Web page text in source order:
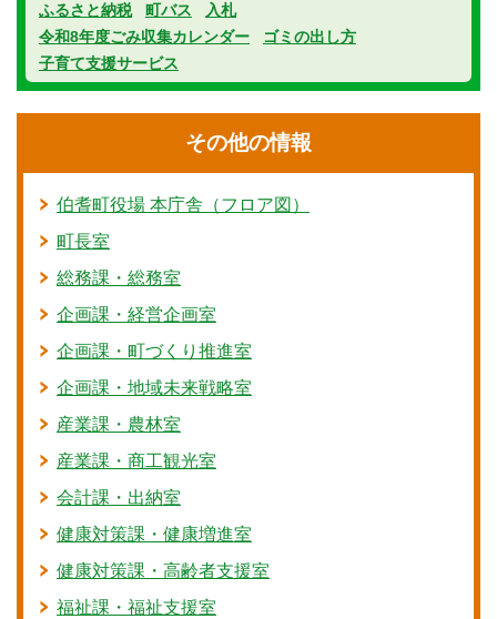
ふるさと納税 町バス
入札
令和8年度ごみ収集カレンダー
ゴミの出し方
子育て支援サービス
その他の情報
伯耆町役場 本庁舎（フロア図）
町長室
総務課・総務室
企画課・経営企画室
企画課・町づくり推進室
企画課・地域未来戦略室
産業課・農林室
産業課・商工観光室
会計課・出納室
健康対策課・健康増進室
健康対策課・高齢者支援室
福祉課・福祉支援室